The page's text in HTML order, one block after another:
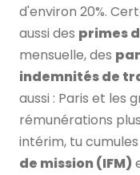
d'environ 20%.
aussi des primes
mensuelle, des
indemnités de
aussi : Paris et les
rémunérations
intérim, tu
de mission (IFM)